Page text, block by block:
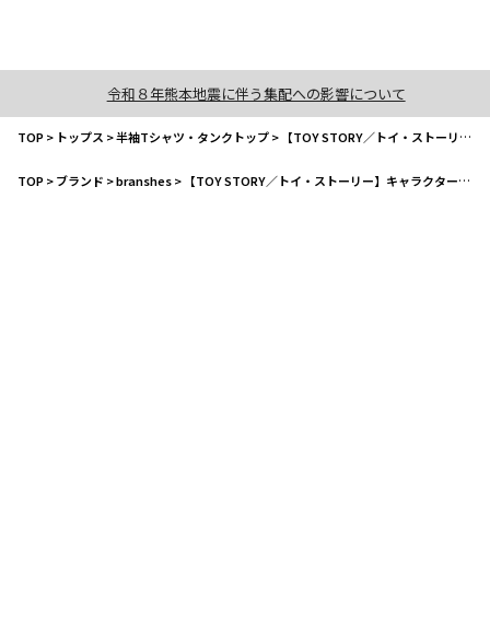
令和８年熊本地震に伴う集配への影響について
TOP> トップス >半袖Tシャツ・タンクトップ> 【TOY STORY／トイ・ストーリー】キャラクターアソートTシャツ
TOP>ブランド >branshes> 【TOY STORY／トイ・ストーリー】キャラクターアソートTシャツ